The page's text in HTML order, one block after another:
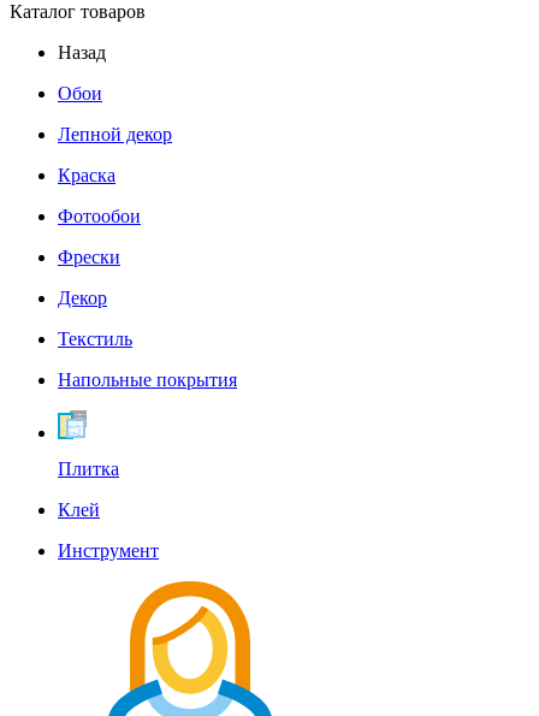
Каталог товаров
Назад
Обои
Лепной декор
Краска
Фотообои
Фрески
Декор
Текстиль
Напольные покрытия
Плитка
Клей
Инструмент